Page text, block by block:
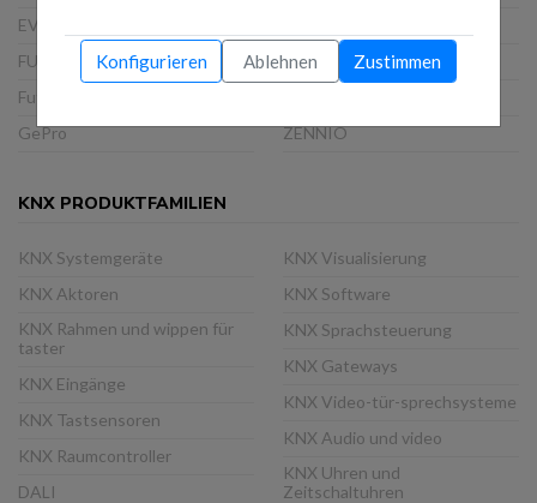
EVOLUTION
FUTURASMUS
Futurasmus GmbH
GePro
WHD
ZENNIO
KNX PRODUKTFAMILIEN
KNX Systemgeräte
KNX Aktoren
KNX Rahmen und wippen für
taster
KNX Eingänge
KNX Tastsensoren
KNX Raumcontroller
DALI
KNX Visualisierung
KNX Software
KNX Sprachsteuerung
KNX Gateways
KNX Video-tür-sprechsysteme
KNX Audio und video
KNX Uhren und
Zeitschaltuhren
Konfigurieren Ablehnen Zustimmen